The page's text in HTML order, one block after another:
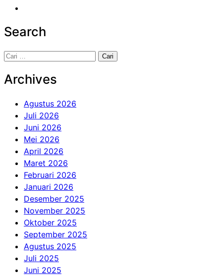
Search
Cari
Archives
Agustus 2026
Juli 2026
Juni 2026
Mei 2026
April 2026
Maret 2026
Februari 2026
Januari 2026
Desember 2025
November 2025
Oktober 2025
September 2025
Agustus 2025
Juli 2025
Juni 2025